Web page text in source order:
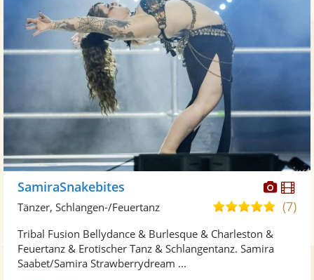
SamiraSnakebites
5,0(7)
Tänzer, Schlangen-/Feuertanz
Tribal Fusion Bellydance & Burlesque & Charleston &
Feuertanz & Erotischer Tanz & Schlangentanz. Samira
Saabet/Samira Strawberrydream ...